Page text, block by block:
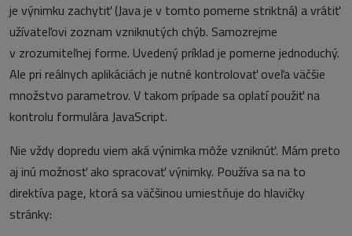
je výnimku zachytiť (Java je v tomto pomerne striktná) a vrátiť
užívateľovi zoznam vzniknutých chýb. Samozrejme
v zrozumiteľnej forme. Uvedený príklad je pomerne jednoduchý.
Ale pri reálnych aplikáciách je nutné kontrolovať oveľa väčšie
množstvo parametrov. V takom prípade sa oplatí použiť na
kontrolu formulára JavaScript.
Nie vždy dopredu viem aká výnimka môže vzniknúť. Mám preto
aj inú možnosť ako spracovať výnimky. Používa sa na to
direktíva page, ktorá sa väčšinou umiestňuje do hlavičky
stránky: